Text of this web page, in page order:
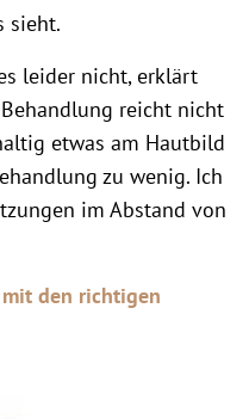
sieht.
leider nicht, erklärt
reicht nicht
etwas am Hautbild
zu wenig. Ich
im Abstand von
den richtigen